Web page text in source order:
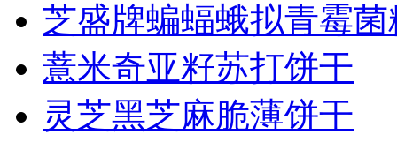
芝盛牌蝙蝠蛾拟青霉菌
薏米奇亚籽苏打饼干
灵芝黑芝麻脆薄饼干